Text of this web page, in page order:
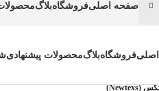
صفحه اصلیفروشگاهبلاگ
فروشگاهبلاگمحصولات پیشنهادی